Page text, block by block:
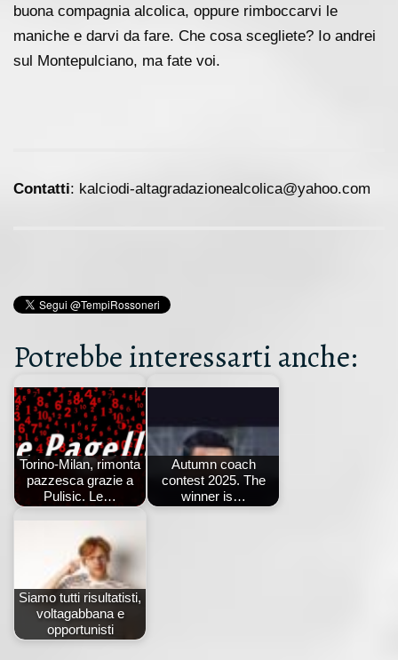
buona compagnia alcolica, oppure rimboccarvi le
maniche e darvi da fare. Che cosa scegliete? Io andrei
sul Montepulciano, ma fate voi.
Contatti: kalciodi-altagradazionealcolica@yahoo.com
Potrebbe interessarti anche:
Torino-Milan, rimonta
pazzesca grazie a
Pulisic. Le…
Autumn coach
contest 2025. The
winner is…
Siamo tutti risultatisti,
voltagabbana e
opportunisti